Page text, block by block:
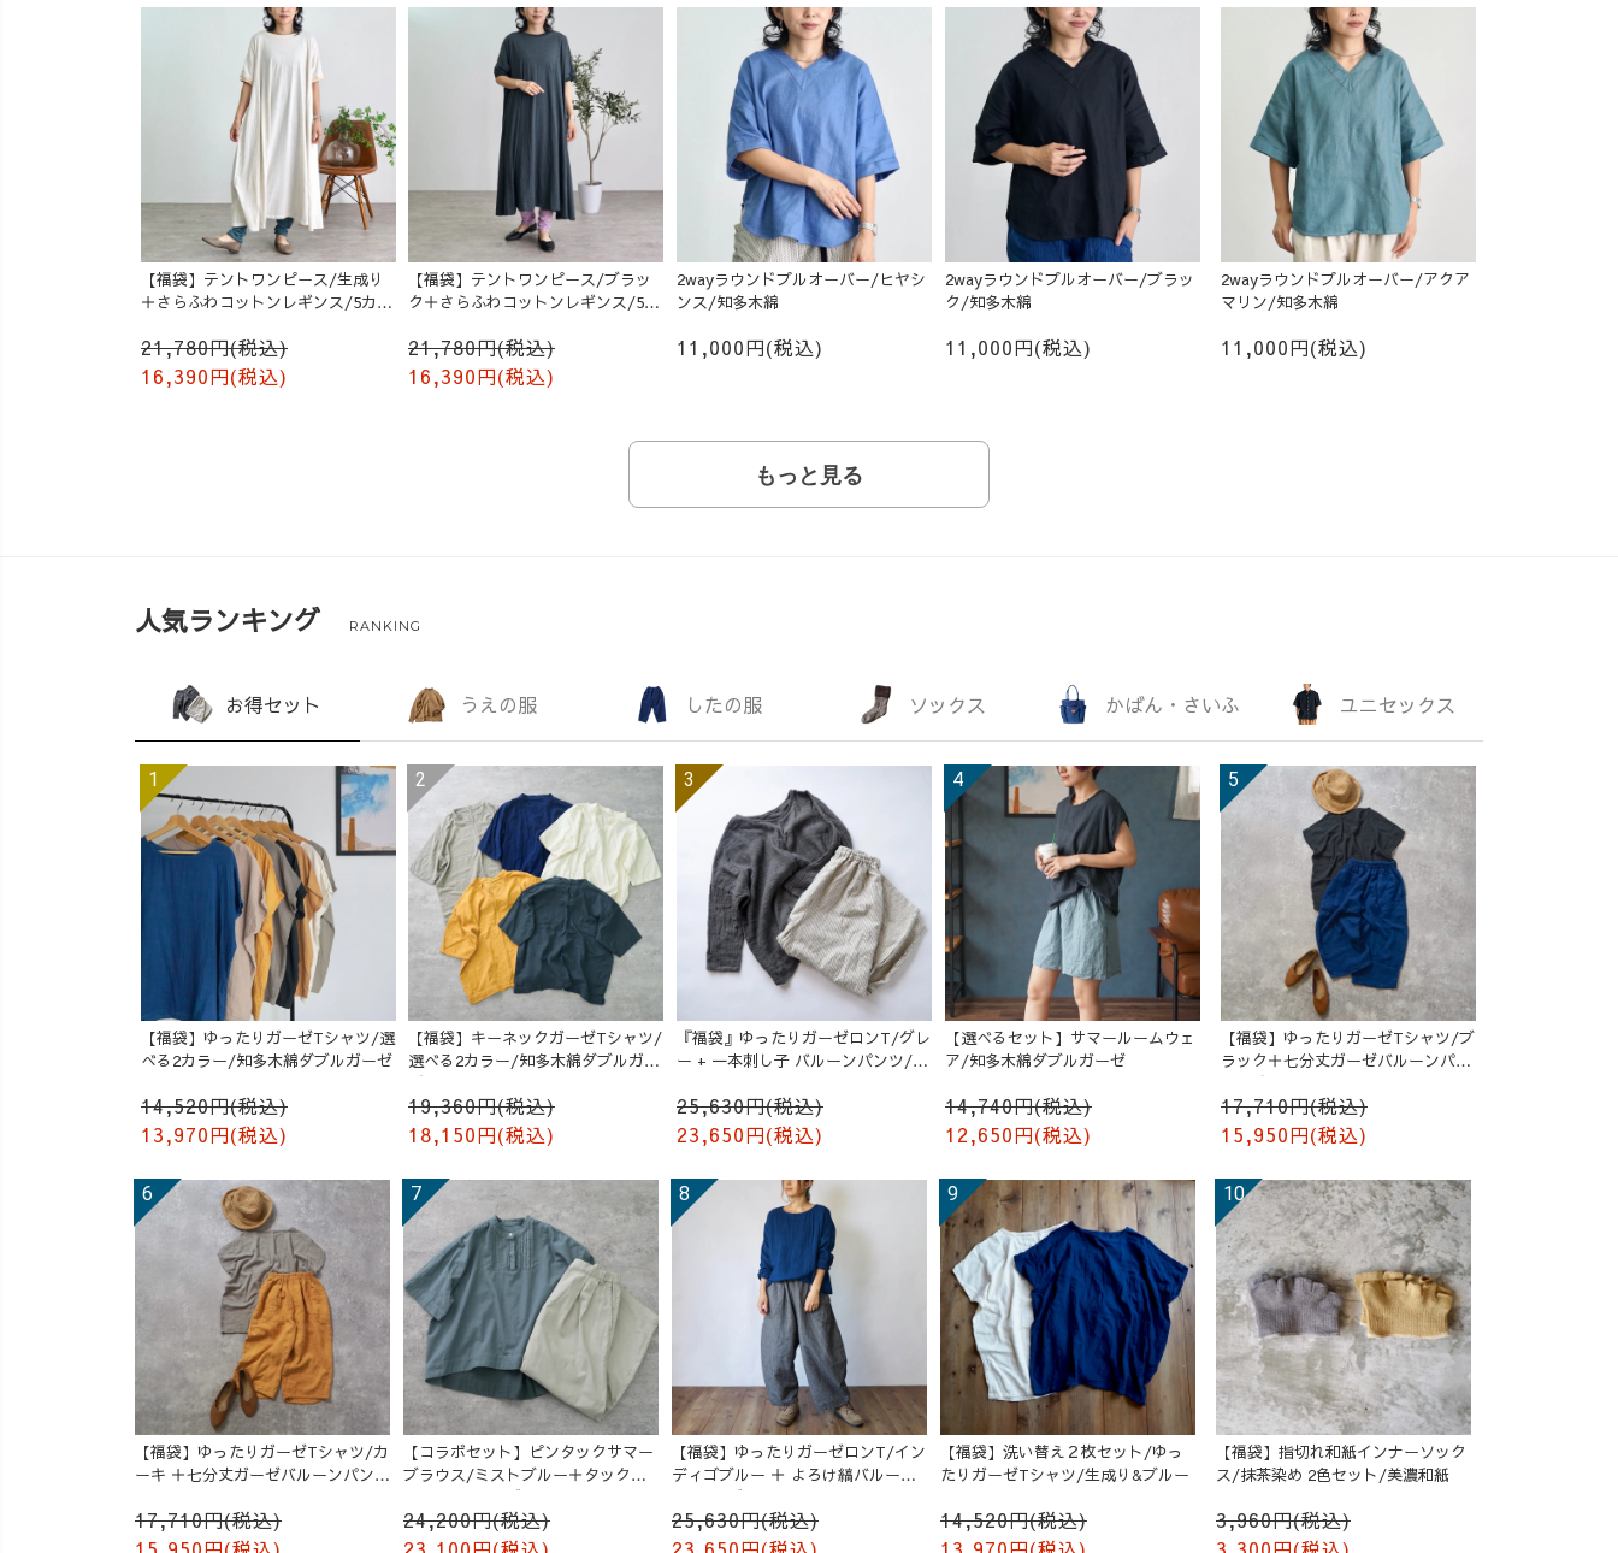
【福袋】テントワンピース/生成り
＋さらふわコットンレギンス/5カラ
21,780円(税込)
16,390円(税込)
【福袋】テントワンピース/ブラッ
ク＋さらふわコットンレギンス/5カ
21,780円(税込)
16,390円(税込)
2wayラウンドプルオーバー/ヒヤシ
ンス/知多木綿
11,000円(税込)
2wayラウンドプルオーバー/ブラッ
ク/知多木綿
11,000円(税込)
2wayラウンドプルオーバー/アクア
マリン/知多木綿
11,000円(税込)
もっと見る
人気ランキング RANKING
お得セット うえの服 したの服 ソックス かばん・さいふ ユニセックス
【福袋】ゆったりガーゼTシャツ/選
べる2カラー/知多木綿ダブルガーゼ
14,520円(税込)
13,970円(税込)
【福袋】キーネックガーゼTシャツ/
選べる2カラー/知多木綿ダブルガー
ゼ
19,360円(税込)
18,150円(税込)
『福袋』ゆったりガーゼロンT/グレ
ー + 一本刺し子 バルーンパンツ/生
25,630円(税込)
23,650円(税込)
【選べるセット】サマールームウェ
ア/知多木綿ダブルガーゼ
14,740円(税込)
12,650円(税込)
【福袋】ゆったりガーゼTシャツ/ブ
ラック＋七分丈ガーゼバルーンパン
ツ /ブルー
17,710円(税込)
15,950円(税込)
【福袋】ゆったりガーゼTシャツ/カ
ーキ ＋七分丈ガーゼバルーンパンツ
17,710円(税込)
【コラボセット】ピンタックサマー
ブラウス/ミストブルー＋タックバ
ルーンパンツ/グレージュ
24,200円(税込)
【福袋】ゆったりガーゼロンT/イン
ディゴブルー ＋ よろけ縞バルーン
パンツ/グレー
25,630円(税込)
【福袋】洗い替え２枚セット/ゆっ
たりガーゼTシャツ/生成り&ブルー
14,520円(税込)
【福袋】指切れ和紙インナーソック
ス/抹茶染め 2色セット/美濃和紙
3,960円(税込)